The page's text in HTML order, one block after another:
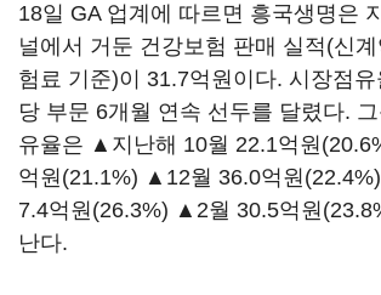
18일 GA 업계에 따르면 흥국생명은
널에서 거둔 건강보험 판매 실적(신
험료 기준)이 31.7억원이다. 시장점유
당 부문 6개월 연속 선두를 달렸다.
유율은 ▲지난해 10월 22.1억원
억원(21.1%) ▲12월 36.0억원
7.4억원(26.3%) ▲2월 30.5억원
난다.